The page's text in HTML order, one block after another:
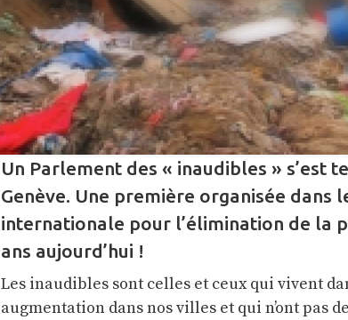
Un Parlement des « inaudibles » s’est
Genève. Une première organisée dans
internationale pour l’élimination de la
ans aujourd’hui !
Les inaudibles sont celles et ceux qui vivent
augmentation dans nos villes et qui n’ont pas